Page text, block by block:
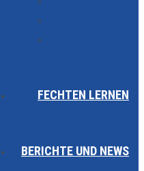
FECHTEN LERNEN
BERICHTE UND NEWS